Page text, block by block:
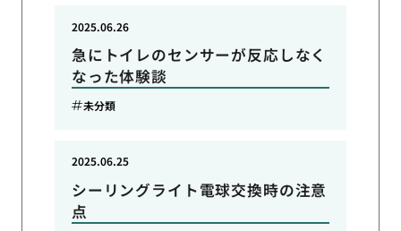
急にトイレのセンサーが反応しなく
なった体験談
2025.06.26
未分類
シーリングライト電球交換時の注意
点
2025.06.25